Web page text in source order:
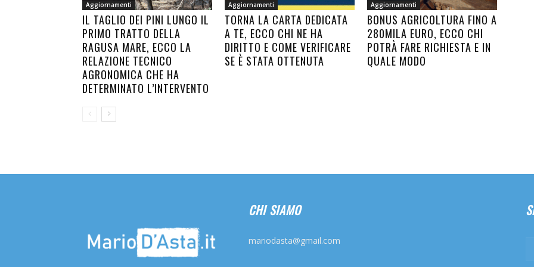
Aggiornamenti
IL TAGLIO DEI PINI LUNGO IL
PRIMO TRATTO DELLA
RAGUSA MARE, ECCO LA
RELAZIONE TECNICO
AGRONOMICA CHE HA
DETERMINATO L’INTERVENTO
Aggiornamenti
TORNA LA CARTA DEDICATA
A TE, ECCO CHI NE HA
DIRITTO E COME VERIFICARE
SE È STATA OTTENUTA
Aggiornamenti
BONUS AGRICOLTURA FINO A
280MILA EURO, ECCO CHI
POTRÀ FARE RICHIESTA E IN
QUALE MODO
CHI SIAMO
mariodasta@gmail.com